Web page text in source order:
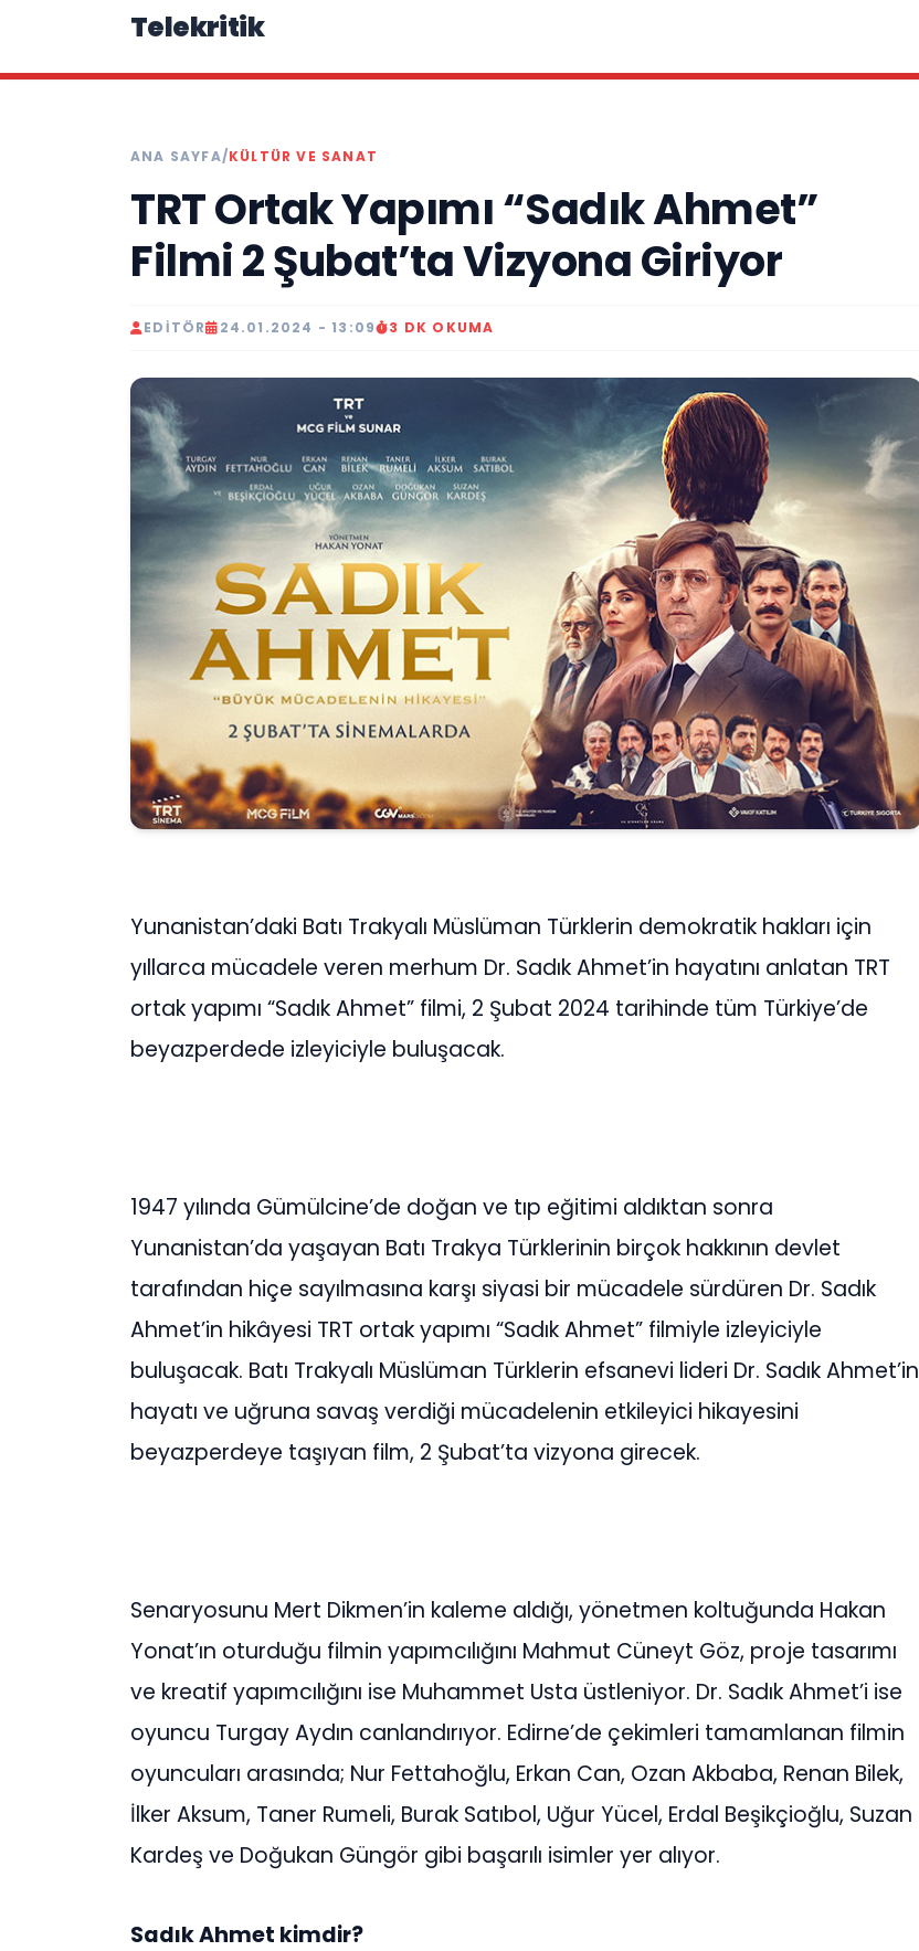
Telekritik
ANA SAYFA/KÜLTÜR VE SANAT
TRT Ortak Yapımı “Sadık Ahmet”
Filmi 2 Şubat’ta Vizyona Giriyor
EDITÖR 24.01.2024 - 13:09 3 DK OKUMA
Yunanistan’daki Batı Trakyalı Müslüman Türklerin demokratik hakları için
yıllarca mücadele veren merhum Dr. Sadık Ahmet’in hayatını anlatan TRT
ortak yapımı “Sadık Ahmet” filmi, 2 Şubat 2024 tarihinde tüm Türkiye’de
beyazperdede izleyiciyle buluşacak.
1947 yılında Gümülcine’de doğan ve tıp eğitimi aldıktan sonra
Yunanistan’da yaşayan Batı Trakya Türklerinin birçok hakkının devlet
tarafından hiçe sayılmasına karşı siyasi bir mücadele sürdüren Dr. Sadık
Ahmet’in hikâyesi TRT ortak yapımı “Sadık Ahmet” filmiyle izleyiciyle
buluşacak. Batı Trakyalı Müslüman Türklerin efsanevi lideri Dr. Sadık Ahmet’in
hayatı ve uğruna savaş verdiği mücadelenin etkileyici hikayesini
beyazperdeye taşıyan film, 2 Şubat’ta vizyona girecek.
Senaryosunu Mert Dikmen’in kaleme aldığı, yönetmen koltuğunda Hakan
Yonat’ın oturduğu filmin yapımcılığını Mahmut Cüneyt Göz, proje tasarımı
ve kreatif yapımcılığını ise Muhammet Usta üstleniyor. Dr. Sadık Ahmet’i ise
oyuncu Turgay Aydın canlandırıyor. Edirne’de çekimleri tamamlanan filmin
oyuncuları arasında; Nur Fettahoğlu, Erkan Can, Ozan Akbaba, Renan Bilek,
İlker Aksum, Taner Rumeli, Burak Satıbol, Uğur Yücel, Erdal Beşikçioğlu, Suzan
Kardeş ve Doğukan Güngör gibi başarılı isimler yer alıyor.
Sadık Ahmet kimdir?